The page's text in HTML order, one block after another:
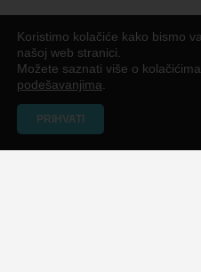
Koristimo kolačiće kako bismo
našoj web stranici.
Možete saznati više o
podešavanjima
PRIHVATI